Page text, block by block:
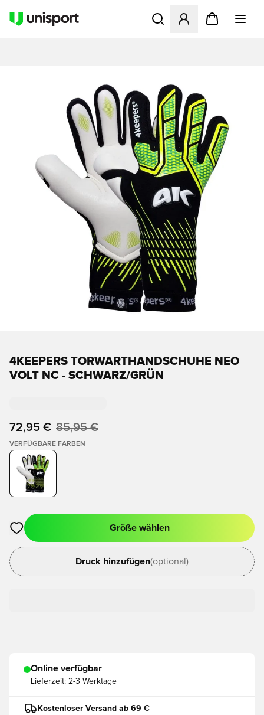
Öffnet ein neues Fenster
4KEEPERS TORWARTHANDSCHUHE NEO
VOLT NC - SCHWARZ/GRÜN
72,95 € 85,95 €
VERFÜGBARE FARBEN
Öffnet ein neues Fenster zum Anmelden oder Registrieren
Größe wählen
Druck hinzufügen(optional)
Online verfügbar
Lieferzeit: 2-3 Werktage
Kostenloser Versand ab 69 €